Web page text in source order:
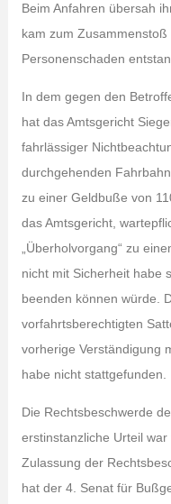
Beim Anfahren übersah
kam zum
Personenschaden
In dem gegen den
hat das Amtsgericht
fahrlässiger
durchgehenden
zu einer Geldbuße von
das Amtsgericht,
„Überholvorgang“ zu
nicht mit Sicherheit habe
beenden können würde.
vorfahrtsberechtigten
vorherige Verständigung
habe nicht stattgefunden.
Die Rechtsbeschwerde
erstinstanzliche Urteil
Zulassung der
hat der 4. Senat für